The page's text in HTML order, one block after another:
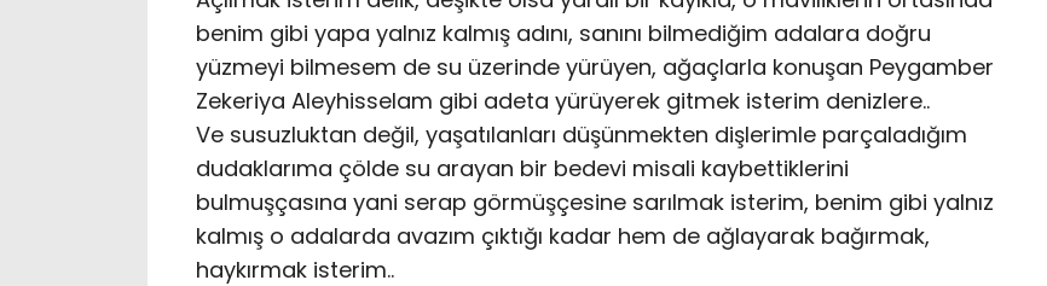
benim gibi yapa yalnız kalmış adını, sanını bilmediğim adalara doğru
yüzmeyi bilmesem de su üzerinde yürüyen, ağaçlarla konuşan Peygamber
Zekeriya Aleyhisselam gibi adeta yürüyerek gitmek isterim denizlere..
Ve susuzluktan değil, yaşatılanları düşünmekten dişlerimle parçaladığım
dudaklarıma çölde su arayan bir bedevi misali kaybettiklerini
bulmuşçasına yani serap görmüşçesine sarılmak isterim, benim gibi yalnız
kalmış o adalarda avazım çıktığı kadar hem de ağlayarak bağırmak,
haykırmak isterim..